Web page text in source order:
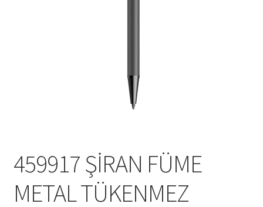
459917 ŞİRAN FÜME
METAL TÜKENMEZ